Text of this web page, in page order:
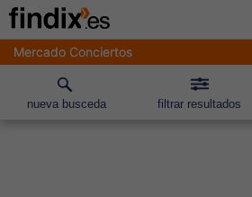
Mercado Conciertos
nueva busceda filtrar resultados